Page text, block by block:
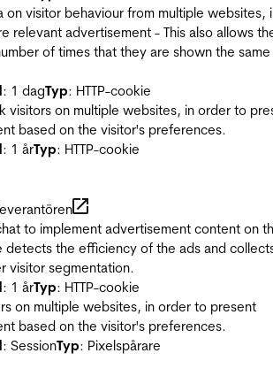
on visitor behaviour from multiple websites,
relevant advertisement - This also allows
of times that they are shown the same
: 1 dagTyp: HTTP-cookie
visitors on multiple websites, in order to
based on the visitor's preferences.
: 1 årTyp: HTTP-cookie
to implement advertisement content on
detects the efficiency of the ads and
visitor segmentation.
: 1 årTyp: HTTP-cookie
on multiple websites, in order to present
based on the visitor's preferences.
: SessionTyp: Pixelspårare